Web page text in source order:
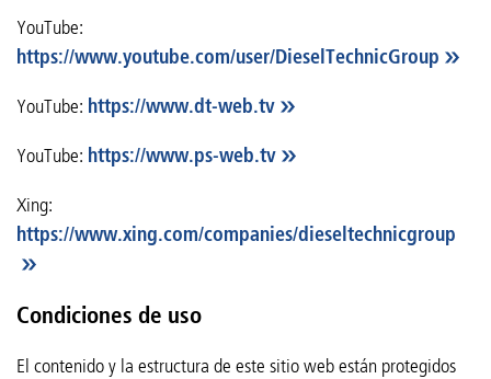
YouTube:
https://www.youtube.com/user/DieselTechnicGroup
YouTube: https://www.dt-web.tv
YouTube: https://www.ps-web.tv
Xing:
https://www.xing.com/companies/dieseltechnicgroup
Condiciones de uso
El contenido y la estructura de este sitio web están protegidos